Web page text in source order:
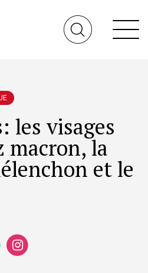
les visages
macron, la
et le